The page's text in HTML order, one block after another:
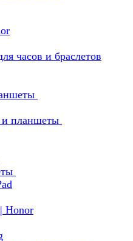
часов и браслетов
планшеты
Honor